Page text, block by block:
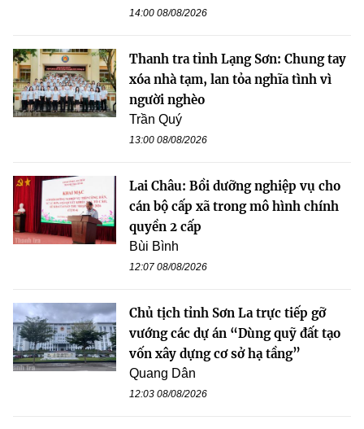
14:00 08/08/2026
Thanh tra tỉnh Lạng Sơn: Chung tay
xóa nhà tạm, lan tỏa nghĩa tình vì
người nghèo
Trần Quý
13:00 08/08/2026
Lai Châu: Bồi dưỡng nghiệp vụ cho
cán bộ cấp xã trong mô hình chính
quyền 2 cấp
Bùi Bình
12:07 08/08/2026
Chủ tịch tỉnh Sơn La trực tiếp gỡ
vướng các dự án “Dùng quỹ đất tạo
vốn xây dựng cơ sở hạ tầng”
Quang Dân
12:03 08/08/2026